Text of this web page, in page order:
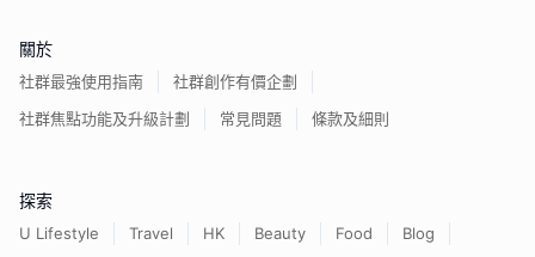
關於
社群最強使用指南
社群創作有價企劃
社群焦點功能及升級計劃
常見問題 條款及細則
探索
U Lifestyle Travel HK Beauty Food Blog